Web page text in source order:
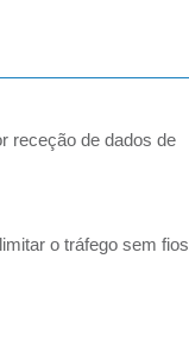
receção de dados de
o tráfego sem fios